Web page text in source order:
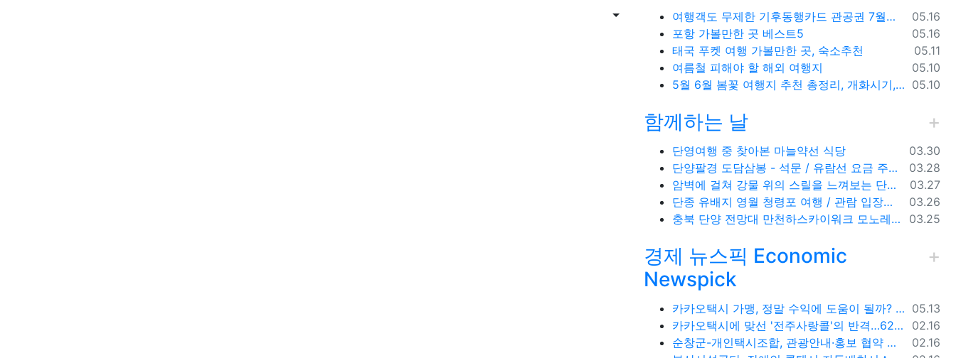
목록게시물 옵션 등록일
05.16
여행객도 무제한 기후동행카드 관공권 7월출시
등록일
05.16
포항 가볼만한 곳 베스트5
등록일
05.11
태국 푸켓 여행 가볼만한 곳, 숙소추천
등록일
05.10
여름철 피해야 할 해외 여행지
등록일
05.10
5월 6월 봄꽃 여행지 추천 총정리, 개화시기, 지도공유
함께하는 날
등록일
03.30
단영여행 중 찾아본 마늘약선 식당
등록일
03.28
단양팔경 도담삼봉 - 석문 / 유람선 요금 주차비
등록일
03.27
암벽에 걸쳐 강물 위의 스릴을 느껴보는 단양 잔도길
등록일
03.26
단종 유배지 영월 청령포 여행 / 관람 입장료 주차장
등록일
03.25
충북 단양 전망대 만천하스카이워크 모노레일 주차장 여행코스
경제 뉴스픽 Economic
Newspick
등록일
05.13
카카오택시 가맹, 정말 수익에 도움이 될까? '봉이 김선달'식 수수료의 진실
등록일
02.16
카카오택시에 맞선 '전주사랑콜'의 반격…62% 가입해 순항
등록일
02.16
순창군-개인택시조합, 관광안내·홍보 협약 체결